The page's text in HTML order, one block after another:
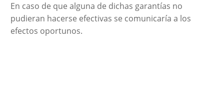
En caso de que alguna de dichas garantías no
pudieran hacerse efectivas se comunicaría a los
efectos oportunos.